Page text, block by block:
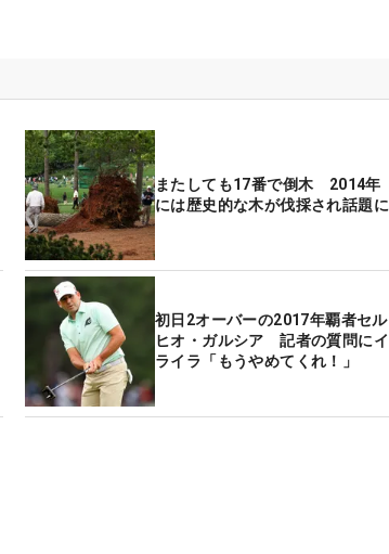
またしても17番で倒木 2014年
には歴史的な木が伐採され話題に
初日2オーバーの2017年覇者セル
ヒオ・ガルシア 記者の質問にイ
ライラ「もうやめてくれ！」